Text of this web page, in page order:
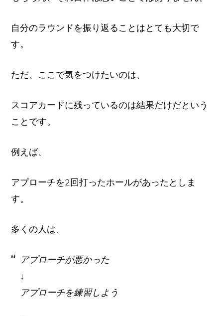
自分のラウンドを振り返ることはとても大切で
す。
ただ、ここで気をつけたいのは、
スコアカードに残っているのは結果だけだという
ことです。
例えば、
アプローチを2回打ったホールがあったとしま
す。
多くの人は、
アプローチが悪かった
↓
アプローチを練習しよう